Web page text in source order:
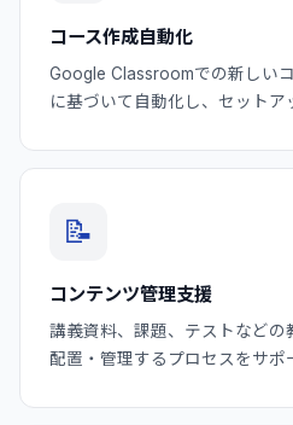
コース作成自動化
Google Classroomでの新しい
に基づいて自動化し、セットア
📝
コンテンツ管理支援
講義資料、課題、テストなどの
配置・管理するプロセスをサポ